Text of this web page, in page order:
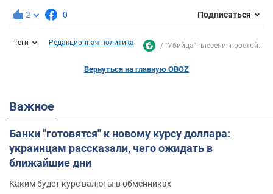
2 0 Подписаться
Теги Редакционная политика "Убийца" плесени: простой...
Вернуться на главную OBOZ
Важное
Банки "готовятся" к новому курсу доллара:
украинцам рассказали, чего ожидать в
ближайшие дни
Каким будет курс валюты в обменниках